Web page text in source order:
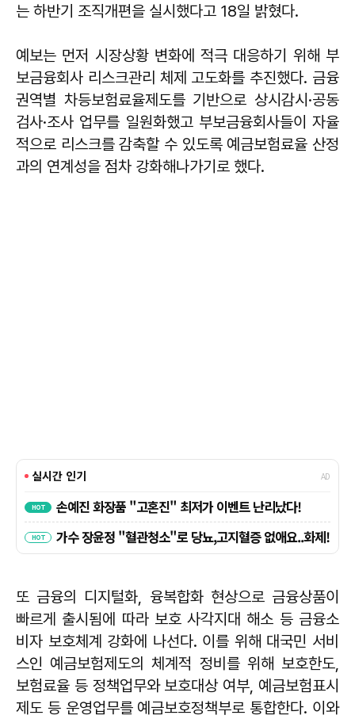
는 하반기 조직개편을 실시했다고 18일 밝혔다.
예보는 먼저 시장상황 변화에 적극 대응하기 위해 부
보금융회사 리스크관리 체제 고도화를 추진했다. 금융
권역별 차등보험료율제도를 기반으로 상시감시·공동
검사·조사 업무를 일원화했고 부보금융회사들이 자율
적으로 리스크를 감축할 수 있도록 예금보험료율 산정
과의 연계성을 점차 강화해나가기로 했다.
또 금융의 디지털화, 융복합화 현상으로 금융상품이
빠르게 출시됨에 따라 보호 사각지대 해소 등 금융소
비자 보호체계 강화에 나선다. 이를 위해 대국민 서비
스인 예금보험제도의 체계적 정비를 위해 보호한도,
보험료율 등 정책업무와 보호대상 여부, 예금보험표시
제도 등 운영업무를 예금보호정책부로 통합한다. 이와